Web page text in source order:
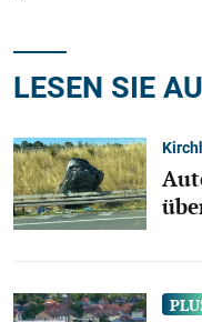
LESEN SIE